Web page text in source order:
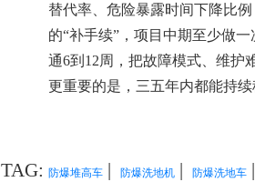
替代率、危险暴露时间下降比
的“补手续”，项目中期至少做
通6到12周，把故障模式、维护
更重要的是，三五年内都能持
TAG: 防爆堆高车 | 防爆洗地机 | 防爆洗地车 |